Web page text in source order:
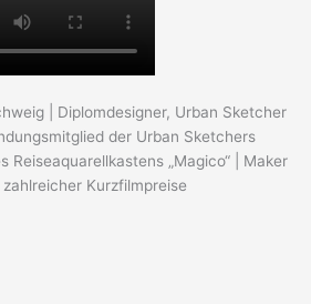
| Diplomdesigner, Urban Sketcher
der Urban Sketchers
Reiseaquarellkastens „Magico“ | Maker
Kurzfilmpreise